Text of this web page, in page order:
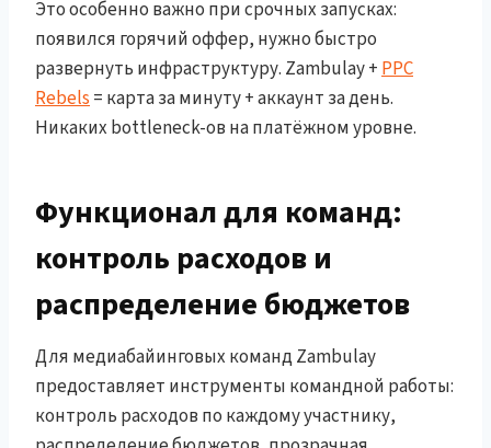
Это особенно важно при срочных запусках:
появился горячий оффер, нужно быстро
развернуть инфраструктуру. Zambulay + PPC
Rebels = карта за минуту + аккаунт за день.
Никаких bottleneck-ов на платёжном уровне.
Функционал для команд:
контроль расходов и
распределение бюджетов
Для медиабайинговых команд Zambulay
предоставляет инструменты командной работы:
контроль расходов по каждому участнику,